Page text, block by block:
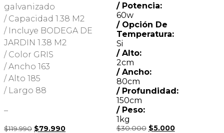
galvanizado
/ Capacidad 1.38 M2
/ Incluye BODEGA DE
JARDIN 1.38 M2
/ Color GRIS
/ Ancho 163
/ Alto 185
/ Largo 88
–
$119.990 El
$79.990
/ Potencia:
60w
/ Opción De
Temperatura:
Si
/ Alto:
2cm
/ Ancho:
80cm
/ Profundidad:
150cm
/ Peso:
1kg
$30.000 El
$5.000El